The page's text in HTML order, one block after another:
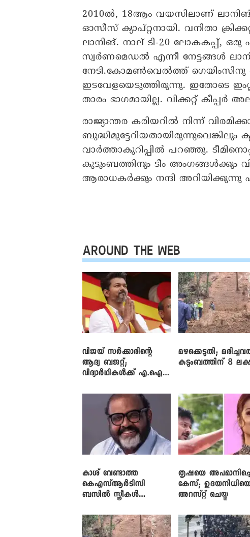
2010ൽ, 18ആം വയസിലാണ് ലാനിങ്
ഓസീസ് ക്യാപ്റ്റനായി. വനിതാ
ലാനിങ്. നാല് ടി-20 ലോകകപ്പ്,
സ്വർണമെഡൽ എന്നീ നേട്ടങ്ങൾ
നേടി.കോമൺവെൽത്ത് ഗെയിംസിനു
ഇടവേളയെടുത്തിരുന്നു. ഇതോടെ
താരം ഭാഗമായില്ല. വിക്കറ്റ് കീപ്പർ
രാജ്യാന്തര കരിയറിൽ നിന്ന്
വാർത്താകുറിപ്പിൽ പറഞ്ഞു.
കുടുംബത്തിനും ടീം അംഗങ്ങൾക്കും
ആരാധകർക്കും നന്ദി
AROUND THE WEB
വിജയ് സർക്കാരിന്റെ
ആദ്യ ബജറ്റ്;
വിദ്യാർഥികൾക്ക് എ.ഐ
ലാപ്ടോപ്പുകളും
മഴക്കെടുതി;
കുടുംബത്തിന് 8
കാശ് വേണ്ടാത്ത
കെഎസ്ആർടിസി
ബസിൽ സ്ത്രീകൾ
ജോൺ
തൃഷയെ
കേസ്;
അറസ്റ്റ് ചെയ്തു